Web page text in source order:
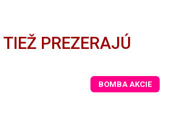
PREZERAJÚ
BOMBA AKCIE